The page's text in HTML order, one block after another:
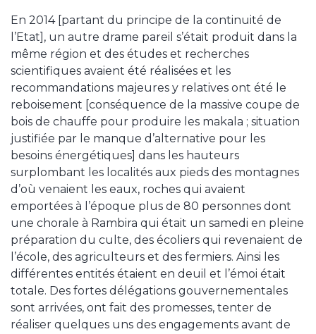
En 2014 [partant du principe de la continuité de
l’Etat], un autre drame pareil s’était produit dans la
même région et des études et recherches
scientifiques avaient été réalisées et les
recommandations majeures y relatives ont été le
reboisement [conséquence de la massive coupe de
bois de chauffe pour produire les makala ; situation
justifiée par le manque d’alternative pour les
besoins énergétiques] dans les hauteurs
surplombant les localités aux pieds des montagnes
d’où venaient les eaux, roches qui avaient
emportées à l’époque plus de 80 personnes dont
une chorale à Rambira qui était un samedi en pleine
préparation du culte, des écoliers qui revenaient de
l’école, des agriculteurs et des fermiers. Ainsi les
différentes entités étaient en deuil et l’émoi était
totale. Des fortes délégations gouvernementales
sont arrivées, ont fait des promesses, tenter de
réaliser quelques uns des engagements avant de